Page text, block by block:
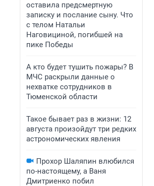
оставила предсмертную
записку и послание сыну. Что
с телом Натальи
Наговициной, погибшей на
пике Победы
А кто будет тушить пожары? В
МЧС раскрыли данные о
нехватке сотрудников в
Тюменской области
Такое бывает раз в жизни: 12
августа произойдут три редких
астрономических явления
Прохор Шаляпин влюбился
по-настоящему, а Ваня
Дмитриенко побил